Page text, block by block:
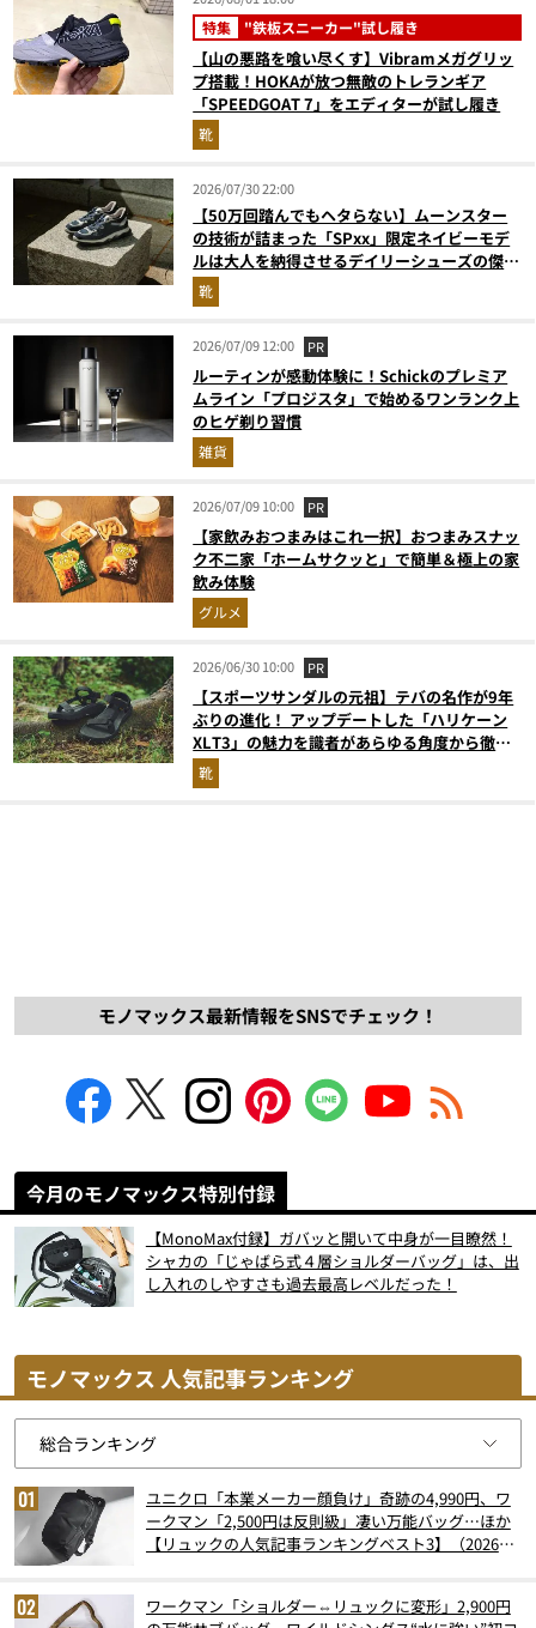
特集 "鉄板スニーカー"試し履き
【山の悪路を喰い尽くす】Vibramメガグリッ
プ搭載！HOKAが放つ無敵のトレランギア
「SPEEDGOAT 7」をエディターが試し履き
靴
2026/07/30 22:00
【50万回踏んでもヘタらない】ムーンスター
の技術が詰まった「SPxx」限定ネイビーモデ
ルは大人を納得させるデイリーシューズの傑作
だ
靴
2026/07/09 12:00 PR
ルーティンが感動体験に！Schickのプレミア
ムライン「プロジスタ」で始めるワンランク上
のヒゲ剃り習慣
雑貨
2026/07/09 10:00 PR
【家飲みおつまみはこれ一択】おつまみスナッ
ク不二家「ホームサクッと」で簡単＆極上の家
飲み体験
グルメ
2026/06/30 10:00 PR
【スポーツサンダルの元祖】テバの名作が9年
ぶりの進化！ アップデートした「ハリケーン
XLT3」の魅力を識者があらゆる角度から徹底
解説！
靴
モノマックス最新情報をSNSでチェック！
今月のモノマックス特別付録
【MonoMax付録】ガバッと開いて中身が一目瞭然！
シャカの「じゃばら式４層ショルダーバッグ」は、出
し入れのしやすさも過去最高レベルだった！
モノマックス 人気記事ランキング
ユニクロ「本業メーカー顔負け」奇跡の4,990円、ワ
ークマン「2,500円は反則級」凄い万能バッグ…ほか
【リュックの人気記事ランキングベスト3】（2026年
ワークマン「ショルダー⇔リュックに変形」2,900円